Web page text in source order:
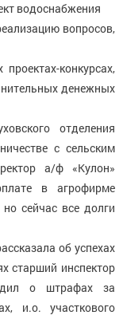
водоснабжения
вопросов,
конкурсах,
денежных
отделения
с сельским
а/ф «Кулон»
в агрофирме
сейчас все долги
об успехах
старший инспектор
о штрафах за
и.о. участкового